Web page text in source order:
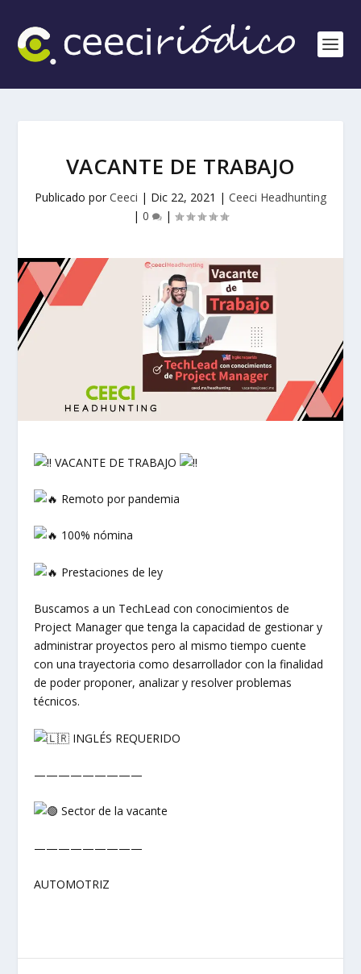
VACANTE DE TRABAJO
Publicado por Ceeci | Dic 22, 2021 | Ceeci Headhunting
| 0 |
VACANTE DE TRABAJO
Remoto por pandemia
100% nómina
Prestaciones de ley
Buscamos a un TechLead con conocimientos de
Project Manager que tenga la capacidad de gestionar y
administrar proyectos pero al mismo tiempo cuente
con una trayectoria como desarrollador con la finalidad
de poder proponer, analizar y resolver problemas
técnicos.
INGLÉS REQUERIDO
—————————
Sector de la vacante
—————————
AUTOMOTRIZ